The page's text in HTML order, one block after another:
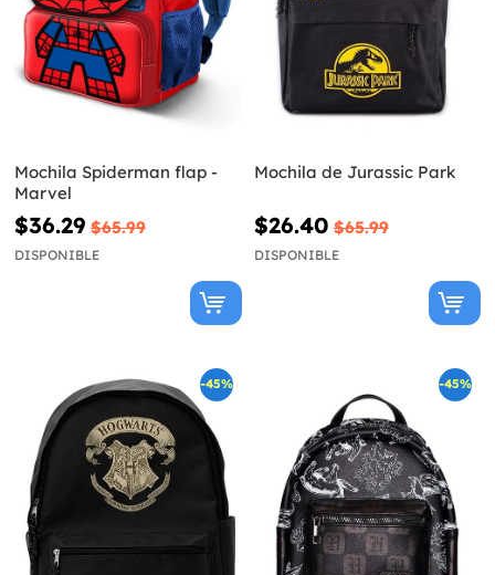
Mochila Spiderman flap -
Marvel
$36.29 $65.99
DISPONIBLE
Mochila de Jurassic Park
$26.40 $65.99
DISPONIBLE
-45% -45%